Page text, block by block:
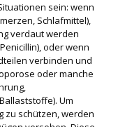
sein: wenn
Schlafmittel),
verdaut werden
oder wenn
verbinden und
oder manche
Um
zu schützen, werden